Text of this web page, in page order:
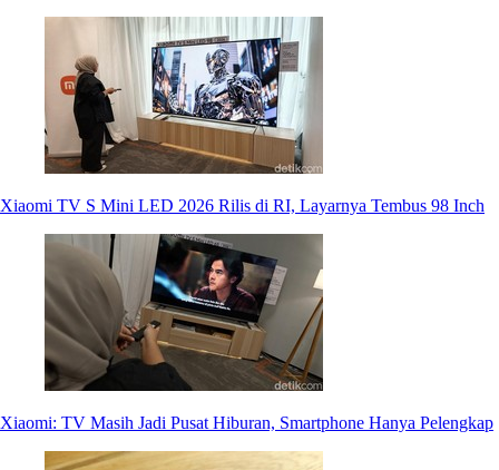
Xiaomi TV S Mini LED 2026 Rilis di RI, Layarnya Tembus 98 Inch
Xiaomi: TV Masih Jadi Pusat Hiburan, Smartphone Hanya Pelengkap